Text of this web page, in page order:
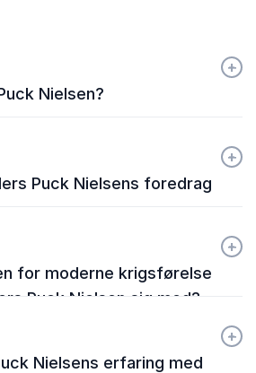
Nielsen?
+
-
Puck Nielsens foredrag
+
-
for moderne krigsførelse
Puck Nielsen sig med?
+
-
Nielsens erfaring med
+
-